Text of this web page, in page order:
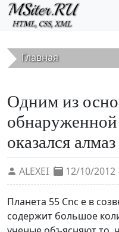
Перейти к основному
Главная
Одним из
оказался алмаз
ALEXEI 12/10/2012
Планета 55 Cnc e в
содержит большое